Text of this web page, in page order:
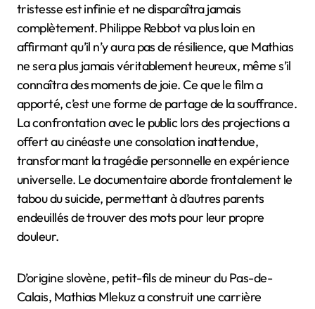
tristesse est infinie et ne disparaîtra jamais
complètement. Philippe Rebbot va plus loin en
affirmant qu’il n’y aura pas de résilience, que Mathias
ne sera plus jamais véritablement heureux, même s’il
connaîtra des moments de joie. Ce que le film a
apporté, c’est une forme de partage de la souffrance.
La confrontation avec le public lors des projections a
offert au cinéaste une consolation inattendue,
transformant la tragédie personnelle en expérience
universelle. Le documentaire aborde frontalement le
tabou du suicide, permettant à d’autres parents
endeuillés de trouver des mots pour leur propre
douleur.
D’origine slovène, petit-fils de mineur du Pas-de-
Calais, Mathias Mlekuz a construit une carrière